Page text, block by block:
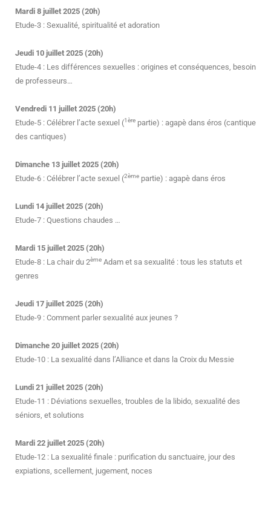
Mardi 8 juillet 2025 (20h)
Etude-3 : Sexualité, spiritualité et adoration
Jeudi 10 juillet 2025 (20h)
Etude-4 : Les différences sexuelles : origines et conséquences, besoin
de professeurs…
Vendredi 11 juillet 2025 (20h)
Etude-5 : Célébrer l’acte sexuel (1ère partie) : agapè dans éros (cantique
des cantiques)
Dimanche 13 juillet 2025 (20h)
Etude-6 : Célébrer l’acte sexuel (2ème partie) : agapè dans éros
Lundi 14 juillet 2025 (20h)
Etude-7 : Questions chaudes …
Mardi 15 juillet 2025 (20h)
Etude-8 : La chair du 2ème Adam et sa sexualité : tous les statuts et
genres
Jeudi 17 juillet 2025 (20h)
Etude-9 : Comment parler sexualité aux jeunes ?
Dimanche 20 juillet 2025 (20h)
Etude-10 : La sexualité dans l’Alliance et dans la Croix du Messie
Lundi 21 juillet 2025 (20h)
Etude-11 : Déviations sexuelles, troubles de la libido, sexualité des
séniors, et solutions
Mardi 22 juillet 2025 (20h)
Etude-12 : La sexualité finale : purification du sanctuaire, jour des
expiations, scellement, jugement, noces